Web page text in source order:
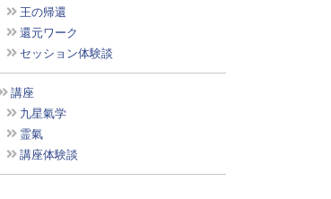
王の帰還
還元ワーク
セッション体験談
講座
九星氣学
霊氣
講座体験談